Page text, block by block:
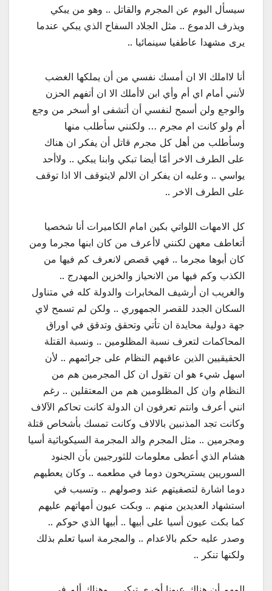
سيسأل اليوم عن المجرم والقاتل .. وهو من يبكي
ويذرف الدموع .. مثل الجلاد السفاح الذي يبكي عندما
يرى مشهدا عاطفيا سينمائيا ..
أنا لااملك الا ان أمسك نفسي من أن يملكها الغضب
لأنني أمام اي أم وأي ابن لاأملك الا ان أتفهم الحزن
والوجع ولن أسمح لنفسي أن أتشفى او أسخر من وجع
أم ولو كانت ام مجرم … ولكنني سأطلب منها
وسأطلب من أهل كل مجرم قاتل أن يفكر ان هناك
على الطرف الاخر أمّا أيضا تبكي وابنا يبكي .. ولاأحد
يواسي .. وعليه ان يفكر ان الالم لايتوقف الا اذا توقف
على الطرف الاخر ..
كل الامهات اللواتي بكين امام الكاميرات أنا شخصيا
أتعاطف معهن لكنني لاأعرف من كان ابنها مجرما ومن
كان أبوها مجرما .. فهي قصص لانعرف كم فيها من
الكذب وكم فيها من الانحياز والخزين المهدرج ..
والغريب ان أرشيف المخابرات والدولة كله في متناول
السكان الجدد للقصر الجمهوري .. ولكن لم تسمح لاي
جهة دولية محايدة ان تأتي وتحقق وتدقق في اوراق
المحاكمات لتعرف نسبة المظلومين .. ونسبة القتلة
الحقيقيين الذين عاقبهم النظام على جرائمهم .. لأن
اسهل شيء هو ان تقول ان كل المجرمين هم من
النظام وان كل المظلومين هم من المعتقلين .. رغم
انني أعرف وانتم تعرفون ان الدولة كانت تحاكم الآلاف
وكانت تجد المذنبين بالالاف وكانت تمسك بأشخاص قتلة
ومجرمين .. مثل المجرم والد المجرمة السيكوباثية أسيا
هشام الذي أعطى معلومات للثورجيين بأن الجنود
السوريين يستريحون دوما في مطعمه .. وكان يعطيهم
دوما اشارة لتصفيتهم عند وصولهم .. وتسبب في
استشهاد العديدين منهم .. وبكت عيون أمهاتهم عليهم
كما بكت عيون أسيا على أبيها .. أبيها الذي حوكم ..
وصدر عليه حكم بالاعدام .. والمجرمة اسيا تعلم بذلك
ولكنها تنكر ..